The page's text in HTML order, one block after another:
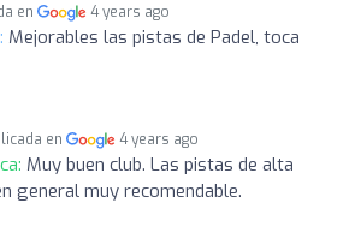
en 4 years ago
Mejorables las pistas de Padel, toca
en 4 years ago
Muy buen club. Las pistas de alta
general muy recomendable.